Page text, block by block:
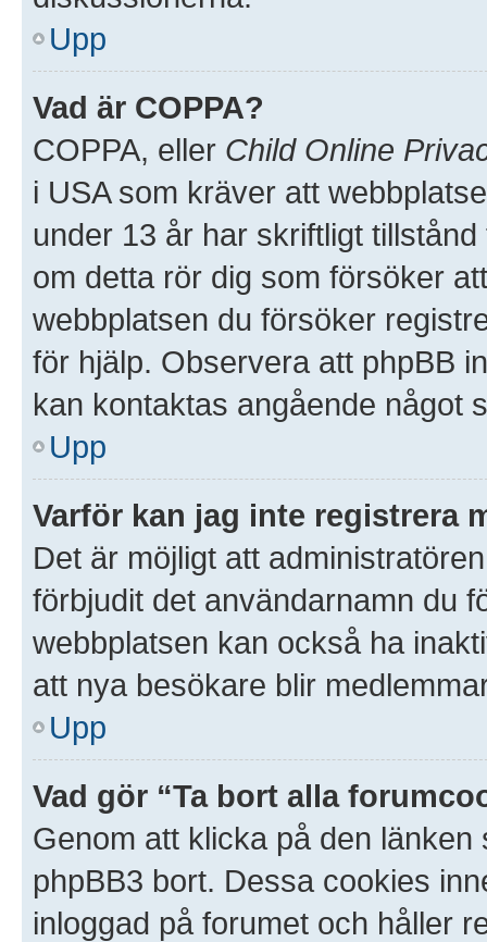
Upp
Vad är COPPA?
COPPA, eller Child Online
i USA som kräver att
under 13 år har skriftligt
om detta rör dig som försöker
webbplatsen du försöker
för hjälp. Observera att phpBB
kan kontaktas angående något
Upp
Varför kan jag inte registrera
Det är möjligt att
förbjudit det användarnamn du
webbplatsen kan också ha
att nya besökare blir
Upp
Vad gör “Ta bort alla
Genom att klicka på den
phpBB3 bort. Dessa cookies
inloggad på forumet och håller